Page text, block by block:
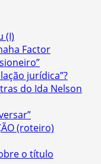
(I)
Factor
jurídica”?
do Ida Nelson
(roteiro)
o título